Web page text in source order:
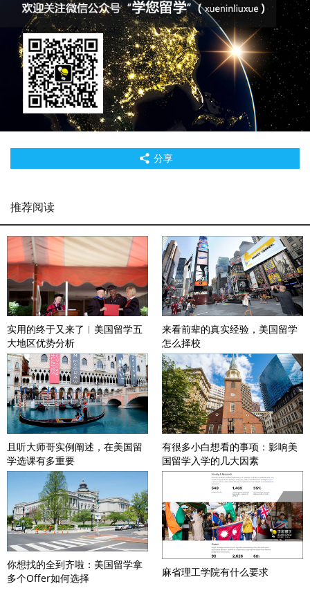
分享
推荐阅读
实用的终于又来了︱美国留学五
大地区优势分析
且听大师哥实例阐述，在美国留
学选课有多重要
你想找的全到齐啦：美国留学拿
多个Offer如何选择
来看前辈的真实经验，美国留学
怎么择校
有很多小白想看的事项：影响美
国留学入学的几大因素
麻省理工学院有什么要求